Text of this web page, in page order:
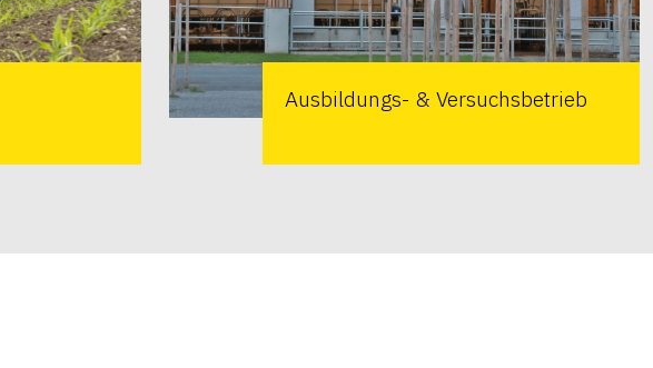
Ausbildungs- & Versuchsbetrieb